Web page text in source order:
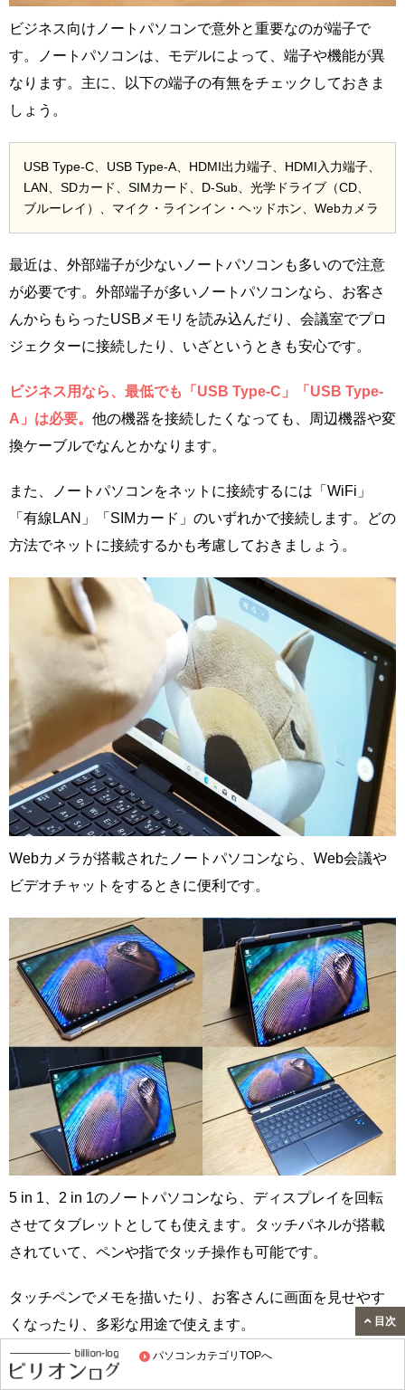
パソコンカテゴリTOPへ
ビジネス向けノートパソコンで意外と重要なのが端子で
す。ノートパソコンは、モデルによって、端子や機能が異
なります。主に、以下の端子の有無をチェックしておきま
しょう。
USB Type-C、USB Type-A、HDMI出力端子、HDMI入力端子、
LAN、SDカード、SIMカード、D-Sub、光学ドライブ（CD、
ブルーレイ）、マイク・ラインイン・ヘッドホン、Webカメラ
最近は、外部端子が少ないノートパソコンも多いので注意
が必要です。外部端子が多いノートパソコンなら、お客さ
んからもらったUSBメモリを読み込んだり、会議室でプロ
ジェクターに接続したり、いざというときも安心です。
ビジネス用なら、最低でも「USB Type-C」「USB Type-
A」は必要。 他の機器を接続したくなっても、周辺機器や変
換ケーブルでなんとかなります。
また、ノートパソコンをネットに接続するには「WiFi」
「有線LAN」「SIMカード」のいずれかで接続します。どの
方法でネットに接続するかも考慮しておきましょう。
Webカメラが搭載されたノートパソコンなら、Web会議や
ビデオチャットをするときに便利です。
5 in 1、2 in 1のノートパソコンなら、ディスプレイを回転
させてタブレットとしても使えます。タッチパネルが搭載
されていて、ペンや指でタッチ操作も可能です。
タッチペンでメモを描いたり、お客さんに画面を見せやす
くなったり、多彩な用途で使えます。
また、ビジネス用のノートパソコンには、セキュリティも
目次